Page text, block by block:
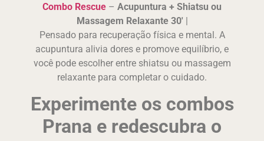
Combo Rescue – Acupuntura + Shiatsu ou
Massagem Relaxante 30′ |
Pensado para recuperação física e mental. A
acupuntura alivia dores e promove equilíbrio, e
você pode escolher entre shiatsu ou massagem
relaxante para completar o cuidado.
Experimente os combos
Prana e redescubra o